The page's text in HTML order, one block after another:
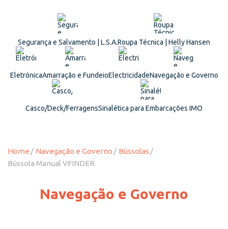
Segurança e Salvamento | L.S.A.Roupa Técnica | Helly Hansen
EletrónicaAmarração e FundeioElectricidadeNavegação e Governo
Casco/Deck/FerragensSinalética para Embarcações IMO
Home Navegação e Governo
Bússolas
Bússola Manual VFINDER
Navegação e Governo